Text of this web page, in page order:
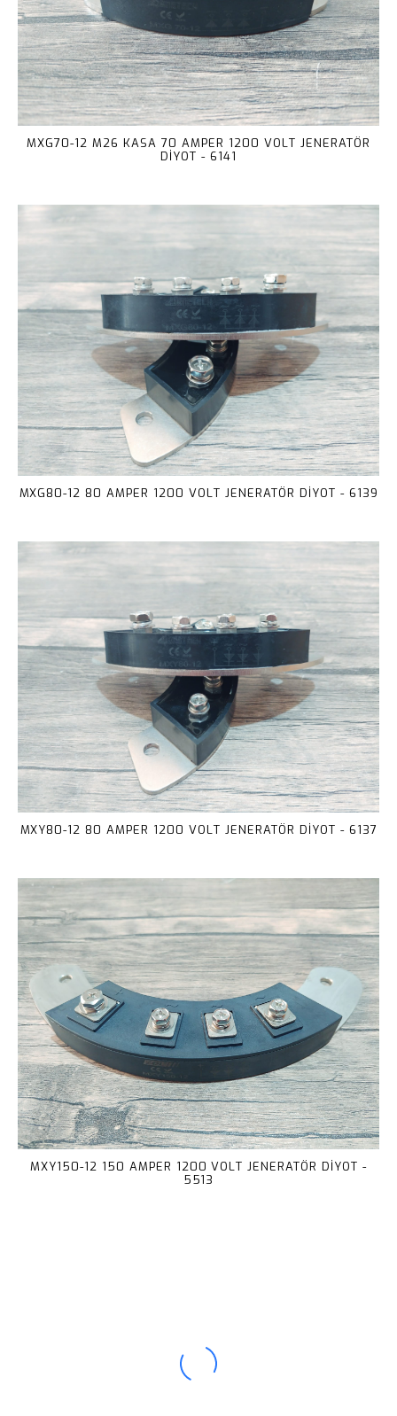
MXG70-12 M26 KASA 70 AMPER 1200 VOLT JENERATÖR
DİYOT - 6141
MXG80-12 80 AMPER 1200 VOLT JENERATÖR DİYOT - 6139
MXY80-12 80 AMPER 1200 VOLT JENERATÖR DİYOT - 6137
MXY150-12 150 AMPER 1200 VOLT JENERATÖR DİYOT -
5513